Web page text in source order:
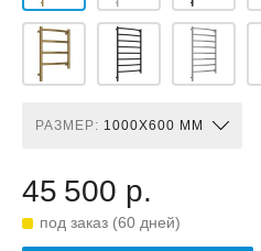
РАЗМЕР: 1000X600 ММ
45 500 р.
под заказ (60 дней)